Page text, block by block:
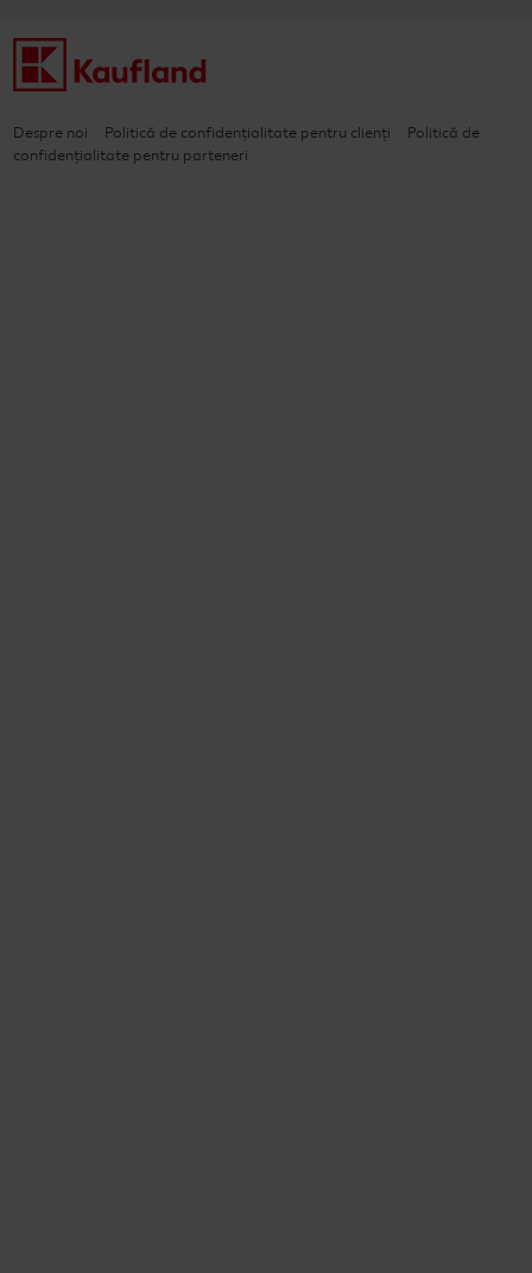
Despre noi Politică de confidențialitate pentru clienți
Politică de
confidențialitate pentru parteneri